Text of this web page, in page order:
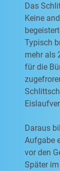
Das
Keine
Typisch
mehr als
für die
Daraus
Aufgabe
vor den
Später